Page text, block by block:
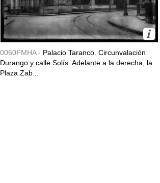
0060FMHA - Palacio Taranco. Circunvalación
Durango y calle Solís. Adelante a la derecha, la
Plaza Zab...